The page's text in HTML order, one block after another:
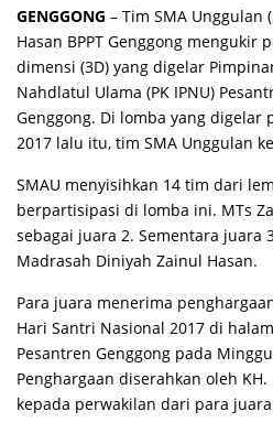
GENGGONG – Tim SMA Unggulan
Hasan BPPT Genggong mengukir
dimensi (3D) yang digelar
Nahdlatul Ulama (PK IPNU)
Genggong. Di lomba yang digelar
2017 lalu itu, tim SMA Unggulan
SMAU menyisihkan 14 tim dari
berpartisipasi di lomba ini. MTs
sebagai juara 2. Sementara
Madrasah Diniyah Zainul Hasan.
Para juara menerima
Hari Santri Nasional 2017 di
Pesantren Genggong pada
Penghargaan diserahkan oleh
kepada perwakilan dari para